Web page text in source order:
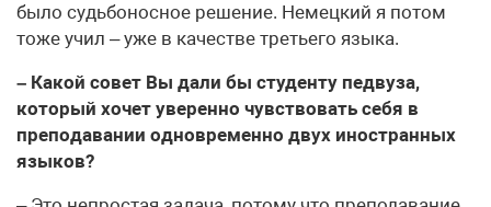
было судьбоносное решение. Немецкий я потом
тоже учил – уже в качестве третьего языка.
– Какой совет Вы дали бы студенту педвуза,
который хочет уверенно чувствовать себя в
преподавании одновременно двух иностранных
языков?